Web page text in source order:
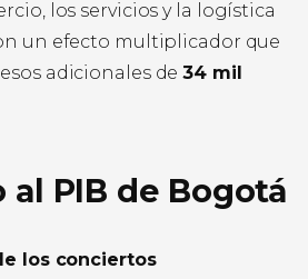
los servicios y la logística
un efecto multiplicador que
adicionales de34 mil
al PIB de Bogotá
los conciertos